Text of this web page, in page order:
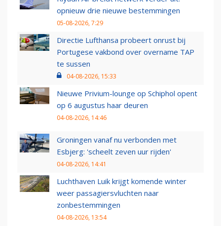
opnieuw drie nieuwe bestemmingen
05-08-2026, 7:29
Directie Lufthansa probeert onrust bij
Portugese vakbond over overname TAP
te sussen
04-08-2026, 15:33
Nieuwe Privium-lounge op Schiphol opent
op 6 augustus haar deuren
04-08-2026, 14:46
Groningen vanaf nu verbonden met
Esbjerg: 'scheelt zeven uur rijden'
04-08-2026, 14:41
Luchthaven Luik krijgt komende winter
weer passagiersvluchten naar
zonbestemmingen
04-08-2026, 13:54